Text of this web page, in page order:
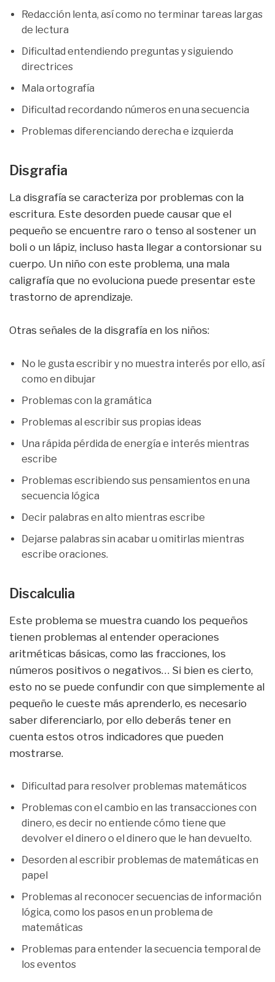
Redacción lenta, así como no terminar tareas largas
de lectura
Dificultad entendiendo preguntas y siguiendo
directrices
Mala ortografía
Dificultad recordando números en una secuencia
Problemas diferenciando derecha e izquierda
Disgrafia
La disgrafía se caracteriza por problemas con la
escritura. Este desorden puede causar que el
pequeño se encuentre raro o tenso al sostener un
boli o un lápiz, incluso hasta llegar a contorsionar su
cuerpo. Un niño con este problema, una mala
caligrafía que no evoluciona puede presentar este
trastorno de aprendizaje.
Otras señales de la disgrafía en los niños:
No le gusta escribir y no muestra interés por ello, así
como en dibujar
Problemas con la gramática
Problemas al escribir sus propias ideas
Una rápida pérdida de energía e interés mientras
escribe
Problemas escribiendo sus pensamientos en una
secuencia lógica
Decir palabras en alto mientras escribe
Dejarse palabras sin acabar u omitirlas mientras
escribe oraciones.
Discalculia
Este problema se muestra cuando los pequeños
tienen problemas al entender operaciones
aritméticas básicas, como las fracciones, los
números positivos o negativos… Si bien es cierto,
esto no se puede confundir con que simplemente al
pequeño le cueste más aprenderlo, es necesario
saber diferenciarlo, por ello deberás tener en
cuenta estos otros indicadores que pueden
mostrarse.
Dificultad para resolver problemas matemáticos
Problemas con el cambio en las transacciones con
dinero, es decir no entiende cómo tiene que
devolver el dinero o el dinero que le han devuelto.
Desorden al escribir problemas de matemáticas en
papel
Problemas al reconocer secuencias de información
lógica, como los pasos en un problema de
matemáticas
Problemas para entender la secuencia temporal de
los eventos